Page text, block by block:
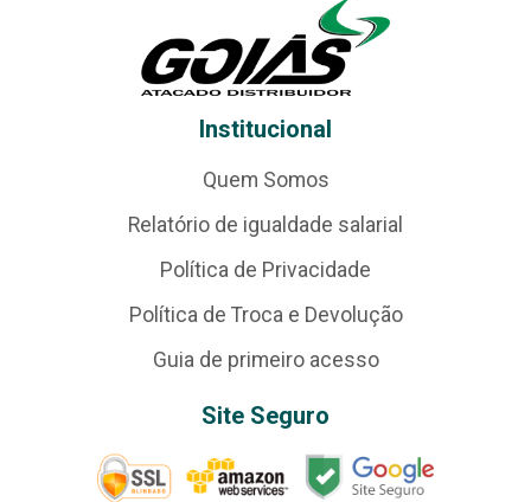
Institucional
Quem Somos
Relatório de igualdade salarial
Política de Privacidade
Política de Troca e Devolução
Guia de primeiro acesso
Site Seguro